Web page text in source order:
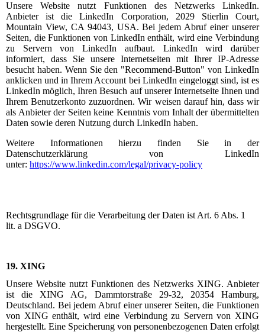
Unsere Website nutzt Funktionen des Netzwerks LinkedIn.
Anbieter ist die LinkedIn Corporation, 2029 Stierlin Court,
Mountain View, CA 94043, USA. Bei jedem Abruf einer unserer
Seiten, die Funktionen von LinkedIn enthält, wird eine Verbindung
zu Servern von LinkedIn aufbaut. LinkedIn wird darüber
informiert, dass Sie unsere Internetseiten mit Ihrer IP-Adresse
besucht haben. Wenn Sie den "Recommend-Button" von LinkedIn
anklicken und in Ihrem Account bei LinkedIn eingeloggt sind, ist es
LinkedIn möglich, Ihren Besuch auf unserer Internetseite Ihnen und
Ihrem Benutzerkonto zuzuordnen. Wir weisen darauf hin, dass wir
als Anbieter der Seiten keine Kenntnis vom Inhalt der übermittelten
Daten sowie deren Nutzung durch LinkedIn haben.
Weitere Informationen hierzu finden Sie in der
Datenschutzerklärung von LinkedIn
unter: https://www.linkedin.com/legal/privacy-policy
Rechtsgrundlage für die Verarbeitung der Daten ist Art. 6 Abs. 1
lit. a DSGVO.
19. XING
Unsere Website nutzt Funktionen des Netzwerks XING. Anbieter
ist die XING AG, Dammtorstraße 29-32, 20354 Hamburg,
Deutschland. Bei jedem Abruf einer unserer Seiten, die Funktionen
von XING enthält, wird eine Verbindung zu Servern von XING
hergestellt. Eine Speicherung von personenbezogenen Daten erfolgt